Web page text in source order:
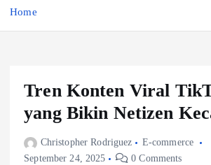
t
Home
Tren Konten Viral
yang Bikin Netizen
Christopher Rodriguez
E-commerce
September 24, 2025
0 Comments